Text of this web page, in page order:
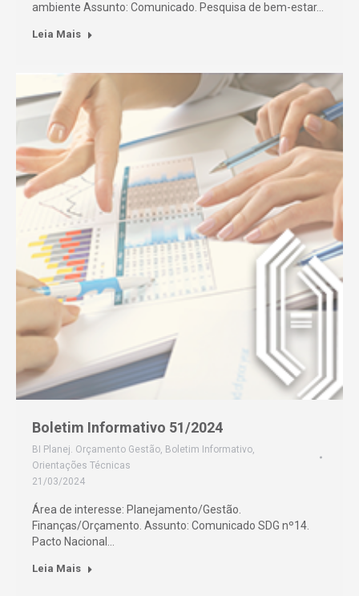
ambiente Assunto: Comunicado. Pesquisa de bem-estar…
Leia Mais
Boletim Informativo 51/2024
BI Planej. Orçamento Gestão, Boletim Informativo,
Orientações Técnicas
21/03/2024
Área de interesse: Planejamento/Gestão.
Finanças/Orçamento. Assunto: Comunicado SDG nº14.
Pacto Nacional…
Leia Mais